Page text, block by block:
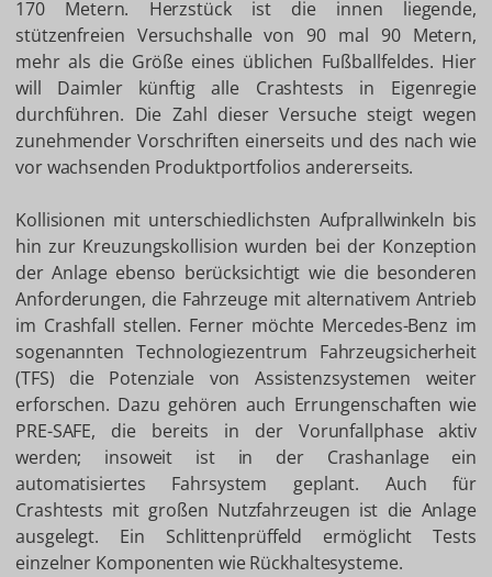
170 Metern. Herzstück ist die innen liegende,
stützenfreien Versuchshalle von 90 mal 90 Metern,
mehr als die Größe eines üblichen Fußballfeldes. Hier
will Daimler künftig alle Crashtests in Eigenregie
durchführen. Die Zahl dieser Versuche steigt wegen
zunehmender Vorschriften einerseits und des nach wie
vor wachsenden Produktportfolios andererseits.
Kollisionen mit unterschiedlichsten Aufprallwinkeln bis
hin zur Kreuzungskollision wurden bei der Konzeption
der Anlage ebenso berücksichtigt wie die besonderen
Anforderungen, die Fahrzeuge mit alternativem Antrieb
im Crashfall stellen. Ferner möchte Mercedes-Benz im
sogenannten Technologiezentrum Fahrzeugsicherheit
(TFS) die Potenziale von Assistenzsystemen weiter
erforschen. Dazu gehören auch Errungenschaften wie
PRE-SAFE, die bereits in der Vorunfallphase aktiv
werden; insoweit ist in der Crashanlage ein
automatisiertes Fahrsystem geplant. Auch für
Crashtests mit großen Nutzfahrzeugen ist die Anlage
ausgelegt. Ein Schlittenprüffeld ermöglicht Tests
einzelner Komponenten wie Rückhaltesysteme.